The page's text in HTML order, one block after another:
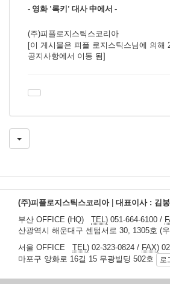
- 영화'록키 ' 대사 中에서 -
(주)피플로지스틱스코리아
[이 게시물은 피플 로지스틱스님에 의해
공지사항에서 이동 됨]
(주)피플로지스틱스코리아
대표이사 : 김
부산 OFFICE (HQ) TEL) 051-664-6100 /
산광역시 해운대구 센텀서로 30, 1305호 (
서울 OFFICE TEL) 02-323-0824 / FAX)
마포구 양화로 16길 15 무광빌딩 502호
로